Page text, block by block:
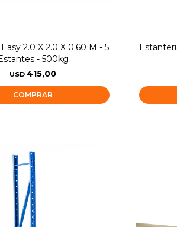
2.0 X 2.0 X 0.60 M - 5
- 500kg
USD 415,00